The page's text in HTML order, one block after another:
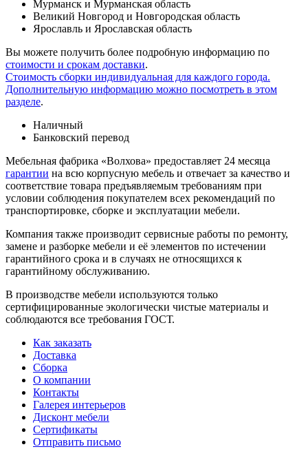
Мурманск и Мурманская область
Великий Новгород и Новгородская область
Ярославль и Ярославская область
Вы можете получить более подробную информацию по
стоимости и срокам доставки.
Стоимость сборки индивидуальная для каждого города.
Дополнительную информацию можно посмотреть в этом
разделе.
Наличный
Банковский перевод
Мебельная фабрика «Волхова» предоставляет 24 месяца
гарантии на всю корпусную мебель и отвечает за качество и
соответствие товара предъяв­ляе­мым требованиям при
условии соблюдения покупателем всех рекомендаций по
транспорти­ровке, сборке и эксплуатации мебели.
Компания также производит сервисные работы по ремонту,
замене и разборке мебели и её элементов по истечении
гарантийного срока и в случаях не относящихся к
гарантийному обслуживанию.
В производстве мебели используются только
сертифицированные экологически чистые материалы и
соблюдаются все требования ГОСТ.
Как заказать
Доставка
Сборка
О компании
Контакты
Галерея интерьеров
Дисконт мебели
Сертификаты
Отправить письмо